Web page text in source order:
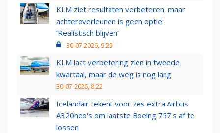
KLM ziet resultaten verbeteren, maar
achteroverleunen is geen optie:
‘Realistisch blijven’
30-07-2026, 9:29
KLM laat verbetering zien in tweede
kwartaal, maar de weg is nog lang
30-07-2026, 8:22
Icelandair tekent voor zes extra Airbus
A320neo's om laatste Boeing 757's af te
lossen